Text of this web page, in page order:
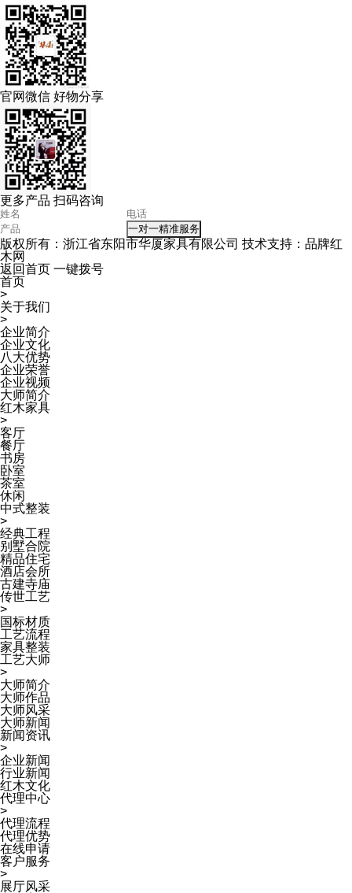
官网微信 好物分享
更多产品 扫码咨询
一对一精准服务
版权所有：浙江省东阳市华厦家具有限公司 技术支持：品牌红
木网
返回首页 一键拨号
首页
>
关于我们
>
企业简介
企业文化
八大优势
企业荣誉
企业视频
大师简介
红木家具
>
客厅
餐厅
书房
卧室
茶室
休闲
中式整装
>
经典工程
别墅合院
精品住宅
酒店会所
古建寺庙
传世工艺
>
国标材质
工艺流程
家具整装
工艺大师
>
大师简介
大师作品
大师风采
大师新闻
新闻资讯
>
企业新闻
行业新闻
红木文化
代理中心
>
代理流程
代理优势
在线申请
客户服务
>
展厅风采